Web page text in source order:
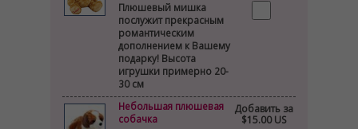
Плюшевый мишка
послужит прекрасным
романтическим
дополнением к Вашему
подарку! Высота
игрушки примерно 20-
30 см
Добавить за
$15.00 US
Небольшая плюшевая
собачка